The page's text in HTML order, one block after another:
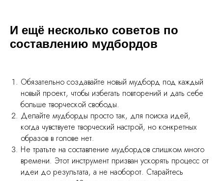
И ещё несколько советов по
составлению мудбордов
Обязательно создавайте новый мудборд под каждый
новый проект, чтобы избегать повторений и дать себе
больше творческой свободы.
Делайте мудборды просто так, для поиска идей,
когда чувствуете творческий настрой, но конкретных
образов в голове нет.
Не тратьте на составление мудбордов слишком много
времени. Этот инструмент призван ускорять процесс от
идеи до результата, а не наоборот. Старайтесь